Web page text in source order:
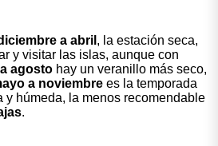
a abril , la estación seca,
y visitar las islas, aunque con
agosto hay un veranillo más seco,
a noviembre es la temporada
y húmeda, la menos recomendable
.